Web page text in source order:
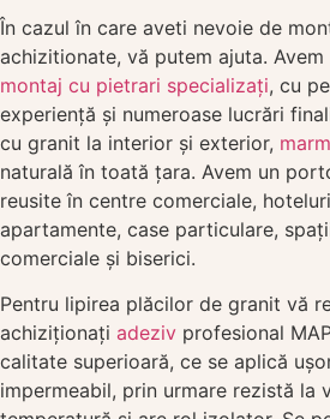
În cazul în care aveti nevoie de
achizitionate, vă putem ajuta.
montaj cu pietrari specializați, cu
experiență și numeroase lucrări
cu granit la interior și exterior,
naturală în toată țara. Avem un
reusite în centre comerciale,
apartamente, case particulare,
comerciale și biserici.
Pentru lipirea plăcilor de granit vă
achiziționați adeziv profesional
calitate superioară, ce se aplică
impermeabil, prin urmare rezistă la